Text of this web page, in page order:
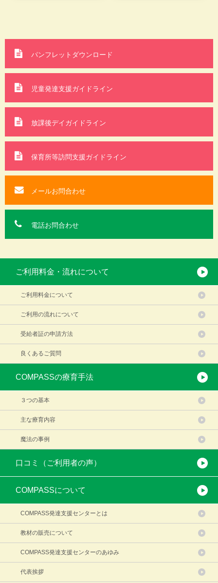
ご利用料金・流れについて
ご利用料金について
ご利用の流れについて
受給者証の申請方法
良くあるご質問
COMPASSの療育手法
３つの基本
主な療育内容
魔法の事例
口コミ（ご利用者の声）
COMPASSについて
COMPASS発達支援センターとは
教材の販売について
COMPASS発達支援センターのあゆみ
代表挨拶
パンフレットダウンロード
児童発達支援ガイドライン
放課後デイガイドライン
保育所等訪問支援ガイドライン
メールお問合わせ
電話お問合わせ